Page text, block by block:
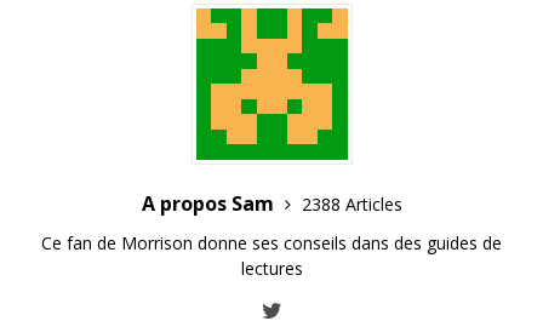
A propos Sam
2388 Articles
Ce fan de Morrison donne ses conseils dans des guides de
lectures